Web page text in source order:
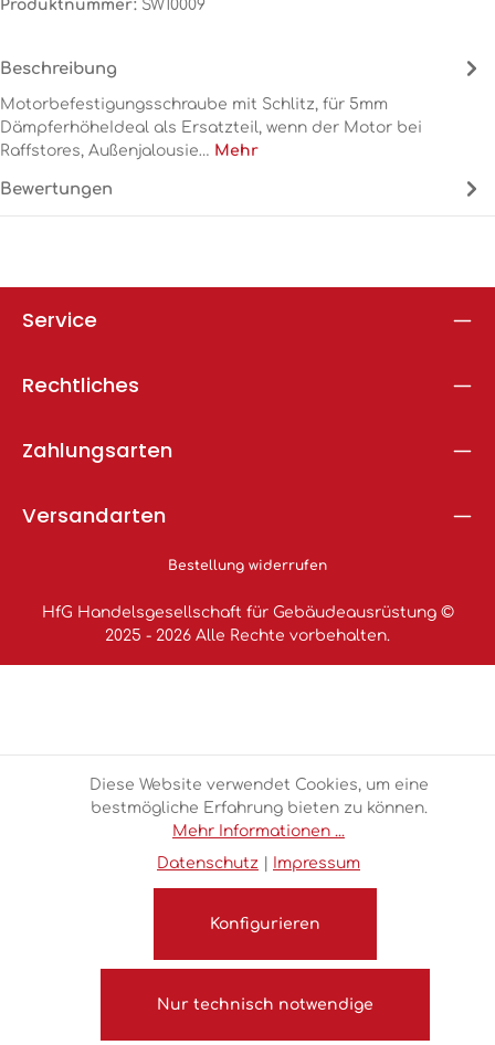
Produktnummer: SW10009
Beschreibung
Motorbefestigungsschraube mit Schlitz, für 5mm
DämpferhöheIdeal als Ersatzteil, wenn der Motor bei
Raffstores, Außenjalousie… Mehr
Bewertungen
Service
Rechtliches
Zahlungsarten
Versandarten
Bestellung widerrufen
HfG Handelsgesellschaft für Gebäudeausrüstung ©
2025 - 2026 Alle Rechte vorbehalten.
Diese Website verwendet Cookies, um eine
bestmögliche Erfahrung bieten zu können.
Mehr Informationen ...
Datenschutz
Impressum
Nur technisch notwendige
Konfigurieren